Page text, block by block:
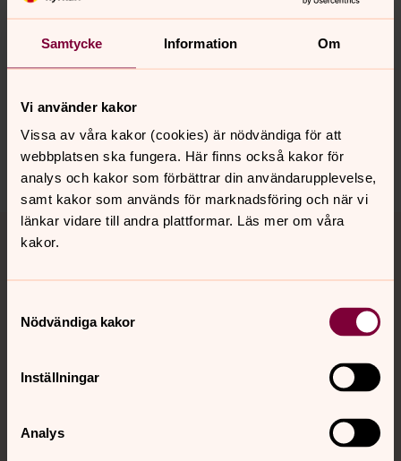
Samtycke Information Om
Vi använder kakor
Vissa av våra kakor (cookies) är nödvändiga för att
webbplatsen ska fungera. Här finns också kakor för
analys och kakor som förbättrar din användarupplevelse,
samt kakor som används för marknadsföring och när vi
länkar vidare till andra plattformar. Läs mer om våra
kakor.
Nödvändiga kakor
Inställningar
Analys
Synpunkter eller frågor på sidans
innehåll?
kramfors.pastorat@svenskakyrkan.se
Dela
Tillbaka till toppen
Tillbaka till innehållet
Kalender
Hitta snabbt